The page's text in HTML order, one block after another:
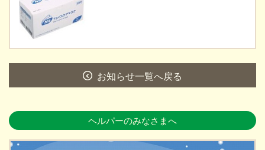
お知らせ一覧へ戻る
ヘルパーのみなさまへ